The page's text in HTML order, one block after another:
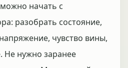
начать с
разобрать состояние,
чувство вины,
Не нужно заранее